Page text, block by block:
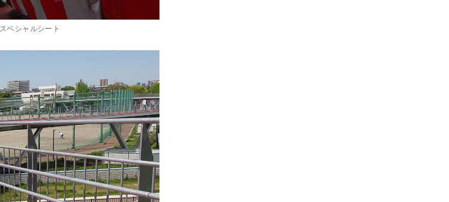
スペシャルシート